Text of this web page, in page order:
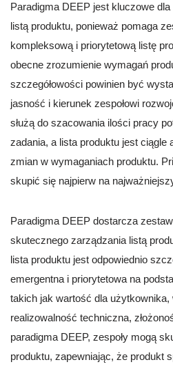
Paradigma DEEP jest kluczowe
listą produktu, ponieważ pomaga
kompleksową i priorytetową listę
obecne zrozumienie wymagań
szczegółowości powinien być
jasność i kierunek zespołowi
służą do szacowania ilości pracy
zadania, a lista produktu jest ciągle
zmian w wymaganiach produktu.
skupić się najpierw na
Paradigma DEEP dostarcza
skutecznego zarządzania listą
lista produktu jest odpowiednio
emergentna i priorytetowa na
takich jak wartość dla
realizowalność techniczna,
paradigma DEEP, zespoły mogą
produktu, zapewniając, że produkt